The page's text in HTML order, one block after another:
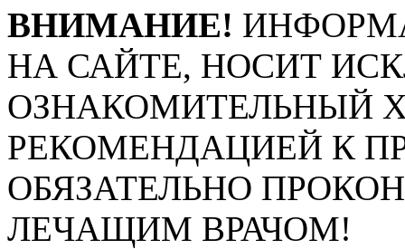
ВНИМАНИЕ!
НА САЙТЕ, НОСИТ
ОЗНАКОМИТЕЛЬНЫЙ
РЕКОМЕНДАЦИЕЙ К
ОБЯЗАТЕЛЬНО
ЛЕЧАЩИМ ВРАЧОМ!